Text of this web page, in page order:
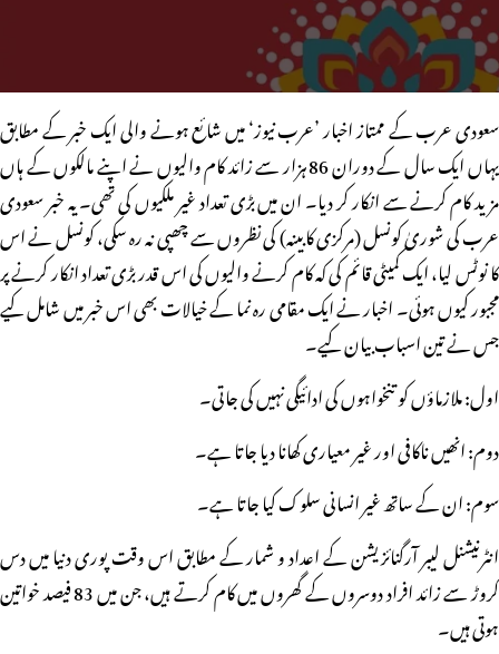
سعودی عرب کے ممتاز اخبار ’عرب نیوز‘ میں شائع ہونے والی ایک خبر کے مطابق
یہاں ایک سال کے دوران 86 ہزار سے زائد کام والیوں نے اپنے مالکوں کے ہاں
مزید کام کرنے سے انکار کر دیا۔ ان میں بڑی تعداد غیر ملکیوں کی تھی۔ یہ خبر سعودی
عرب کی شوریٰ کونسل (مرکزی کابینہ) کی نظروں سے چھپی نہ رہ سکی، کونسل نے اس
کا نوٹس لیا، ایک کمیٹی قائم کی کہ کام کرنے والیوں کی اس قدر بڑی تعداد انکار کرنے پر
مجبور کیوں ہوئی۔ اخبار نے ایک مقامی رہ نما کے خیالات بھی اس خبر میں شامل کیے
جس نے تین اسباب بیان کیے۔
اول: ملازماؤں کو تنخواہوں کی ادائیگی نہیں کی جاتی۔
دوم: انھیں ناکافی اور غیر معیاری کھانا دیا جاتا ہے۔
سوم: ان کے ساتھ غیر انسانی سلوک کیا جاتا ہے۔
انٹرنیشنل لیبر آرگنائزیشن کے اعداد و شمار کے مطابق اس وقت پوری دنیا میں دس
کروڑ سے زائد افراد دوسروں کے گھروں میں کام کرتے ہیں، جن میں 83 فیصد خواتین
ہوتی ہیں۔